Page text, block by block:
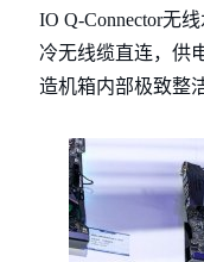
IO Q-Connector无
冷无线缆直连，供
造机箱内部极致整